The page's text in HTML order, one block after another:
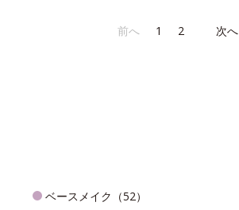
前へ 1 2 次へ
ベースメイク（52）